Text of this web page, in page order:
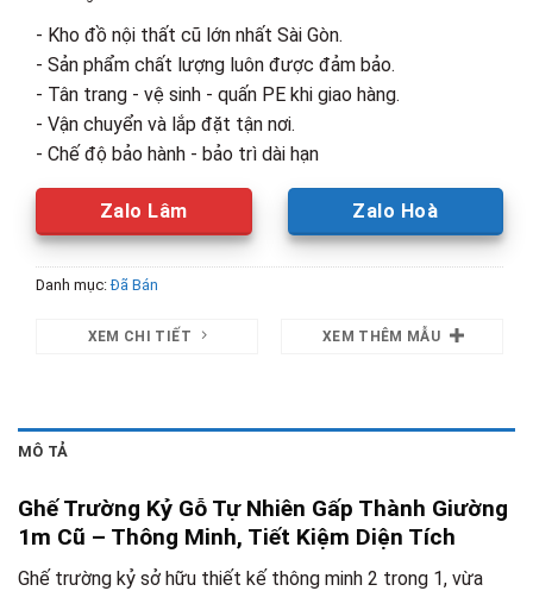
- Kho đồ nội thất cũ lớn nhất Sài Gòn.
- Sản phẩm chất lượng luôn được đảm bảo.
- Tân trang - vệ sinh - quấn PE khi giao hàng.
- Vận chuyển và lắp đặt tận nơi.
- Chế độ bảo hành - bảo trì dài hạn
Zalo Lâm Zalo Hoà
Danh mục:Đã Bán
XEM CHI TIẾT XEM THÊM MẪU
MÔ TẢ
Ghế Trường Kỷ Gỗ Tự Nhiên Gấp Thành Giường
1m Cũ – Thông Minh, Tiết Kiệm Diện Tích
Ghế trường kỷ sở hữu thiết kế thông minh 2 trong 1, vừa